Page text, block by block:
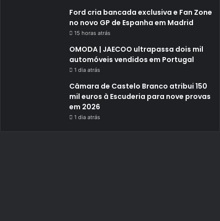
Ford cria bancada exclusiva e Fan Zone
no novo GP de Espanha em Madrid
15 horas atrás
OMODA | JAECOO ultrapassa dois mil
automóveis vendidos em Portugal
1 dia atrás
Câmara de Castelo Branco atribui 150
mil euros à Escuderia para nove provas
em 2026
1 dia atrás